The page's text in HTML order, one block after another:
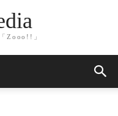
Zooo!!」